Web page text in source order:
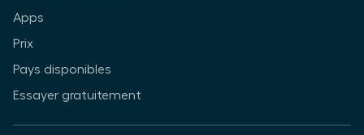
Apps
Prix
Pays disponibles
Essayer gratuitement